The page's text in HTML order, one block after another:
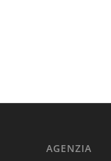
AGENZIA